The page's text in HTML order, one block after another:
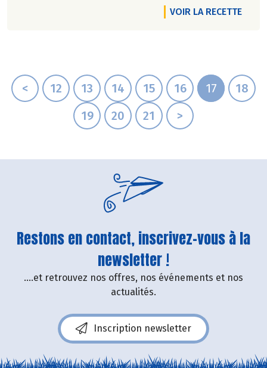
VOIR LA RECETTE
< 12 13 14 15 16 17
18
19
20 21 >
Restons en contact, inscrivez-vous à la
newsletter !
....et retrouvez nos offres, nos événements et nos
actualités.
Inscription newsletter